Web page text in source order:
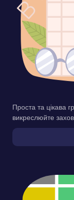
Проста та цікава
викреслюйте